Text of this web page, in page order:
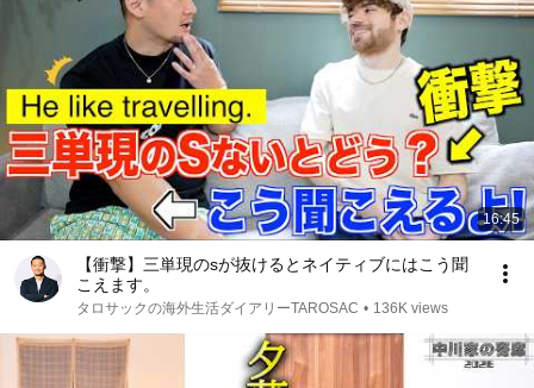
16:45
【衝撃】三単現のsが抜けるとネイティブにはこう聞
こえます。
タロサックの海外生活ダイアリーTAROSAC • 136K views